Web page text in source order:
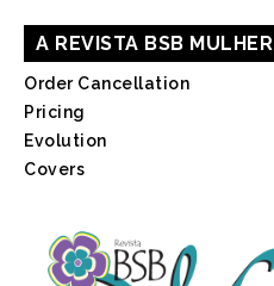
A REVISTA BSB MULHER
Order Cancellation
Pricing
Evolution
Covers